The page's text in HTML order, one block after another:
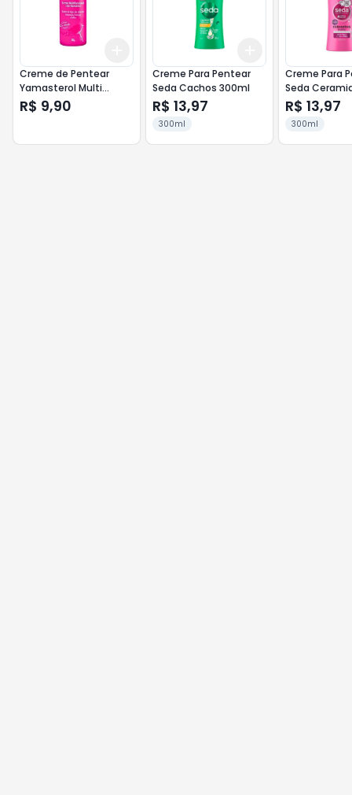
10
Creme de Pentear
Yamasterol Multi
Queratina 200g
R$ 9,90
10
Creme Para Pentear
Seda Cachos 300ml
R$ 13,97
300ml
Creme Para
Seda
300ml
R$ 13,97
300ml